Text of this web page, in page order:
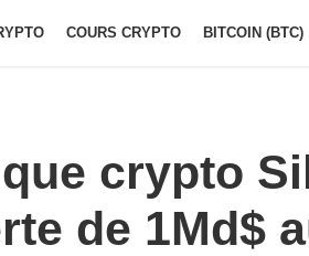
COURS CRYPTO BITCOIN (BTC)
crypto
de 1Md$